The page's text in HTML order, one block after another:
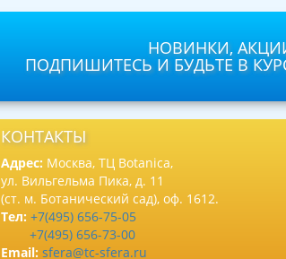
НОВИНКИ,
ПОДПИШИТЕСЬ И БУДЬТЕ В
КОНТАКТЫ
Адрес: Москва, ТЦ Botanica,
ул. Вильгельма Пика, д. 11
(ст. м. Ботанический сад), оф. 1612.
Тел: +7(495) 656-75-05
+7(495) 656-73-00
Email: sfera@tc-sfera.ru